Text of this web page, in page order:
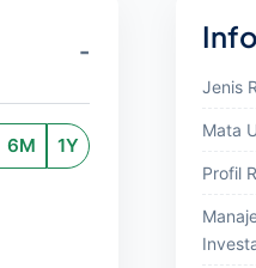
-
6M 1Y
Jenis
Mata
Profil